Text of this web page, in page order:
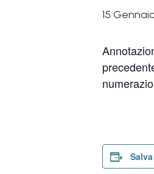
15